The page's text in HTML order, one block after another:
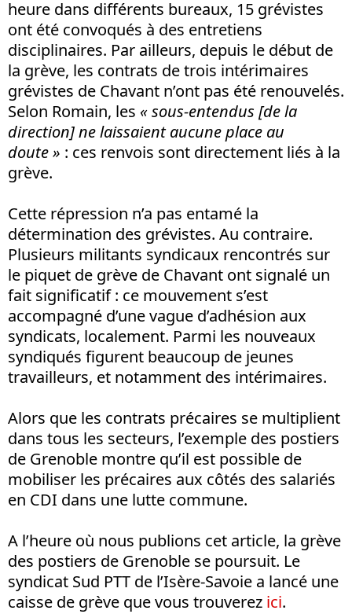
heure dans différents bureaux, 15 grévistes
ont été convoqués à des entretiens
disciplinaires. Par ailleurs, depuis le début de
la grève, les contrats de trois intérimaires
grévistes de Chavant n’ont pas été renouvelés.
Selon Romain, les « sous-entendus [de la
direction]ne laissaient aucune place au
doute » : ces renvois sont directement liés à la
grève.
Cette répression n’a pas entamé la
détermination des grévistes. Au contraire.
Plusieurs militants syndicaux rencontrés sur
le piquet de grève de Chavant ont signalé un
fait significatif : ce mouvement s’est
accompagné d’une vague d’adhésion aux
syndicats, localement. Parmi les nouveaux
syndiqués figurent beaucoup de jeunes
travailleurs, et notamment des intérimaires.
Alors que les contrats précaires se multiplient
dans tous les secteurs, l’exemple des postiers
de Grenoble montre qu’il est possible de
mobiliser les précaires aux côtés des salariés
en CDI dans une lutte commune.
A l’heure où nous publions cet article, la grève
des postiers de Grenoble se poursuit. Le
syndicat Sud PTT de l’Isère-Savoie a lancé une
caisse de grève que vous trouverez ici.